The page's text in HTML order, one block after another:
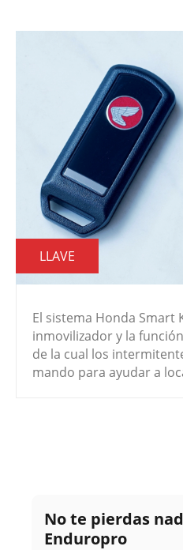
LLAVE
El sistema Honda Smart
inmovilizador y la
de la cual los
mando para ayudar a
No te pierdas
Enduropro